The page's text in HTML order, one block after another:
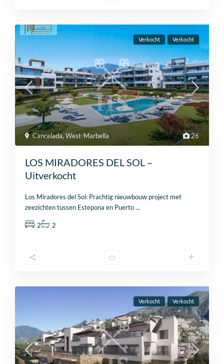
26
Cancelada,West-Marbella
Verkocht Verkocht
LOS MIRADORES DEL SOL –
Uitverkocht
Los Miradores del Sol: Prachtig nieuwbouw project met
zeezichten tussen Estepona en Puerto...
2 2
Verkocht Verkocht